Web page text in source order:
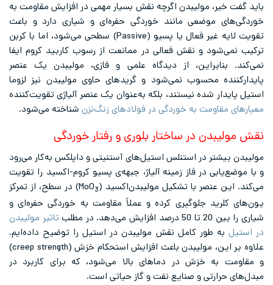
باید گفت خیر، مولیبدن اگرچه نقش بسیار مهمی در افزایش مقاومت به
خوردگی‌های موضعی مانند خوردگی حفره‌ای و شیاری دارد و باعث
تقویت لایه غیر فعال یا پسیو (Passive) سطحی می‌شود، اما با کربن
ترکیب نمی‌شود و نقش فعالی در ممانعت از رسوب کاربید کروم ایفا
نمی‌کند. بنابراین، از دیدگاه علمی و فازی، مولیبدن یک عنصر
پایدارکننده محسوب نمی‌شود و گریدهای حاوی مولیبدن نیز لزوما
استیل پایدار شده نیستند، بلکه به‌عنوان یک عنصر آلیاژی تقویت‌کننده
معیارهای مقاومت به خوردگی در فولادهای زنگ‌نزن شناخته می‌شود.
نقش مولیبدن در ساختار بلوری و رفتار خوردگی
مولیبدن بیشتر در استنلس استیل‌های آستنیتی و داپلکس به‌کار می‌رود
و با موضع‌یابی در فاز زمینه آلیاژ، جبهه‌ی پسیو کروم-اکسید را تقویت
می‌کند. این عنصر با تشکیل مولیبدن‌اکسید (MoO3
) در سطح، از تمرکز
یون‌های کلرید جلوگیری کرده و عملاً مقاومت به خوردگی حفره‌ای و
شیاری را بین 20 تا 50 درصد افزایش می‌دهد. در مطلب
تاثیر مولیبدن
در استیل به طور کامل نقش مولیبدن در استیل را توضیح داده‌ایم.
علاوه بر این، مولیبدن باعث افزایش استحکام خزش (creep strength)
و مقاومت به خزش در دماهای بالا می‌شود، که برای کاربرد در
مبدل‌های حرارتی و صنایع نفت و گاز حیاتی است.